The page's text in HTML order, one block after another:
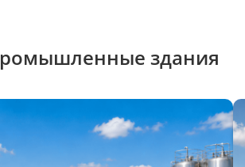
здания